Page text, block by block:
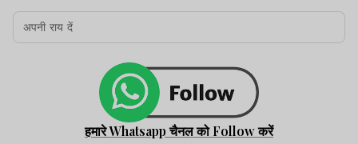
हमारे Whatsapp चैनल को Follow करें